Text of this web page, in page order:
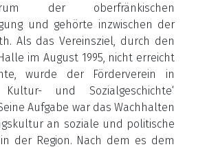
der oberfränkischen
und gehörte inzwischen der
Als das Vereinsziel, durch den
im August 1995, nicht erreicht
wurde der Förderverein in
und Sozialgeschichte‘
Aufgabe war das Wachhalten
an soziale und politische
der Region. Nach dem es dem